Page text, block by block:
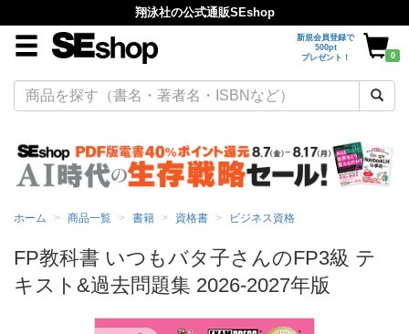
翔泳社の公式通販SEshop
新規会員登録で
500pt
プレゼント！
0
ホーム 商品一覧 書籍 資格書 ビジネス資格
FP教科書 いつもバタ子さんのFP3級 テ
キスト&過去問題集 2026-2027年版